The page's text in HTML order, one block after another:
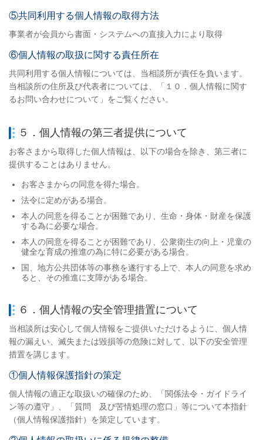
⑤共同利用する個人情報の取得方法
事業者が会員から書面・システムへの直接入力により取得
⑥個人情報の取扱に関する責任所在
共同利用する個人情報については、当相談所が責任を負います。
当相談所の住所及び代表者については、「１０．個人情報に関す
るお問い合わせについて」をご覧ください。
５．個人情報の第三者提供について
お客さまから取得した個人情報は、以下の場合を除き、第三者に
提供することはありません。
お客さまからの同意を得た場合。
法令に定めがある場合。
本人の同意を得ることが困難であり、生命・身体・財産を保護
する為に必要な場合。
本人の同意を得ることが困難であり、公衆衛生の向上・児童の
健全な育成の推進の為に特に必要がある場合。
国、地方公共団体等の事務を遂行する上で、本人の同意を求め
ると、その推進に支障がある場合。
６．個人情報の安全管理措置について
当相談所は安心して個人情報をご提供いただけるように、個人情
報の漏えい、滅失または毀損等の危険に対して、以下の安全管理
措置を講じます。
①個人情報保護指針の策定
個人情報の適正な取扱いの確保のため、「関係法令・ガイドライ
ン等の遵守」、「質問 及び苦情処理の窓口」等について本指針
（個人情報保護指針）を策定しています。